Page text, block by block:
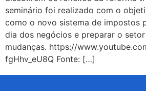
seminário foi realizado com o
como o novo sistema de impostos
dia dos negócios e preparar o
mudanças. https://
fgHhv_eU8Q Fonte: […]